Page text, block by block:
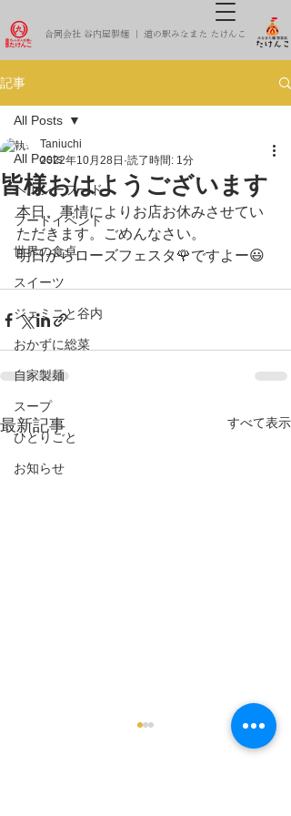
合同会社 谷内屋製麺 ｜ 道の駅みなまた たけんこ
記事
All Posts
ヘルシーフード
フードイベント
世界の食卓
スイーツ
ジェミニと谷内
おかずに総菜
自家製麺
スープ
ひとりごと
お知らせ
All Posts
皆様おはようございます
Taniuchi
2022年10月28日 読了時間: 1分
本日、事情によりお店お休みさせてい
ただきます。ごめんなさい。
明日からローズフェスタ🌹ですよー😃
最新記事 すべて表示